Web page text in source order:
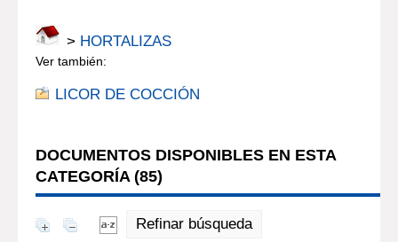
> HORTALIZAS
Ver también:
LICOR DE COCCIÓN
DOCUMENTOS DISPONIBLES EN ESTA
CATEGORÍA (85)
Refinar búsqueda